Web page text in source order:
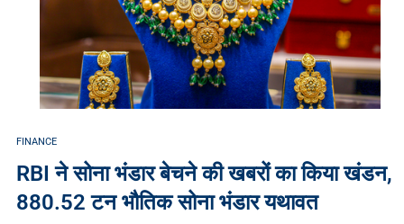
FINANCE
RBI ने सोना भंडार बेचने की खबरों का किया खंडन,
880.52 टन भौतिक सोना भंडार यथावत